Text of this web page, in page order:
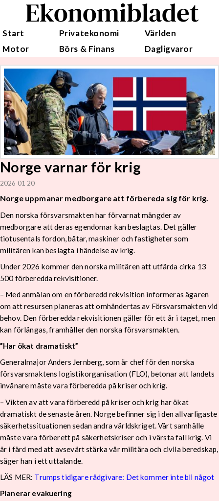
Ekonomibladet
Start Privatekonomi
Världen
Motor
Börs & Finans Dagligvaror
Norge varnar för krig
2026 01 20
Norge uppmanar medborgare att förbereda sig för krig.
Den norska försvarsmakten har förvarnat mängder av
medborgare att deras egendomar kan beslagtas. Det gäller
tiotusentals fordon, båtar, maskiner och fastigheter som
militären kan beslagta i händelse av krig.
Under 2026 kommer den norska militären att utfärda cirka 13
500 förberedda rekvisitioner.
– Med anmälan om en förberedd rekvisition informeras ägaren
om att resursen planeras att omhändertas av Försvarsmakten vid
behov. Den förberedda rekvisitionen gäller för ett år i taget, men
kan förlängas, framhåller den norska försvarsmakten.
”Har ökat dramatiskt”
Generalmajor Anders Jernberg, som är chef för den norska
försvarsmaktens logistikorganisation (FLO), betonar att landets
invånare måste vara förberedda på kriser och krig.
– Vikten av att vara förberedd på kriser och krig har ökat
dramatiskt de senaste åren. Norge befinner sig i den allvarligaste
säkerhetssituationen sedan andra världskriget. Vårt samhälle
måste vara förberett på säkerhetskriser och i värsta fall krig. Vi
är i färd med att avsevärt stärka vår militära och civila beredskap,
säger han i ett uttalande.
LÄS MER: Trumps tidigare rådgivare: Det kommer inte bli något
Planerar evakuering